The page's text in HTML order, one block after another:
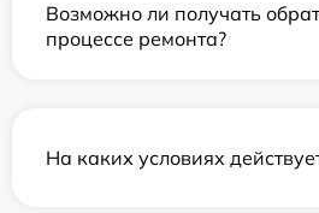
Возможно ли получать
процессе ремонта?
На каких условиях